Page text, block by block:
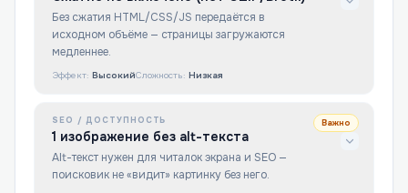
Без сжатия HTML/CSS/JS передаётся в
исходном объёме — страницы загружаются
медленнее.
Эффект: ВысокийСложность: Низкая
SEO / ДОСТУПНОСТЬ
1 изображение без alt-текста
Alt-текст нужен для читалок экрана и SEO —
поисковик не «видит» картинку без него.
Важно